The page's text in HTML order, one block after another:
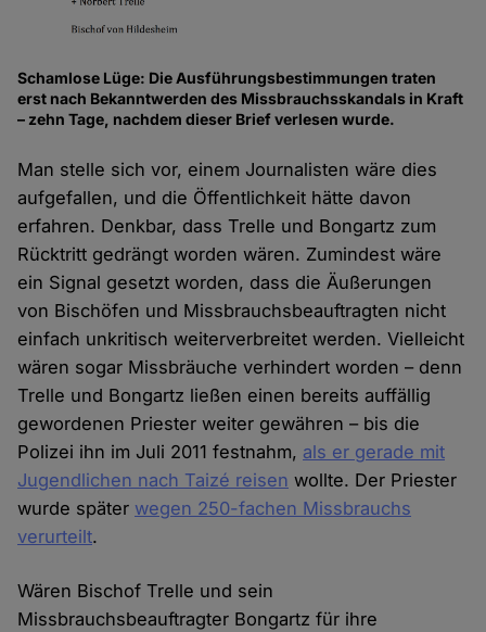
Schamlose Lüge: Die Ausführungsbestimmungen traten
erst nach Bekanntwerden des Missbrauchsskandals in Kraft
– zehn Tage, nachdem dieser Brief verlesen wurde.
Man stelle sich vor, einem Journalisten wäre dies
aufgefallen, und die Öffentlichkeit hätte davon
erfahren. Denkbar, dass Trelle und Bongartz zum
Rücktritt gedrängt worden wären. Zumindest wäre
ein Signal gesetzt worden, dass die Äußerungen
von Bischöfen und Missbrauchsbeauftragten nicht
einfach unkritisch weiterverbreitet werden. Vielleicht
wären sogar Missbräuche verhindert worden – denn
Trelle und Bongartz ließen einen bereits auffällig
gewordenen Priester weiter gewähren – bis die
Polizei ihn im Juli 2011 festnahm, als er gerade mit
Jugendlichen nach Taizé reisen wollte. Der Priester
wurde später wegen 250-fachen Missbrauchs
verurteilt.
Wären Bischof Trelle und sein
Missbrauchsbeauftragter Bongartz für ihre